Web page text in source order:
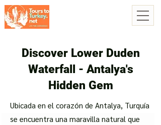
Discover Lower Duden
Waterfall - Antalya's
Hidden Gem
Ubicada en el corazón de Antalya, Turquía
se encuentra una maravilla natural que